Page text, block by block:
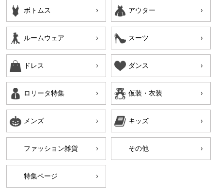
ボトムス アウター
ルームウェア スーツ
ドレス ダンス
ロリータ特集 仮装・衣装
メンズ キッズ
ファッション雑貨 その他
特集ページ